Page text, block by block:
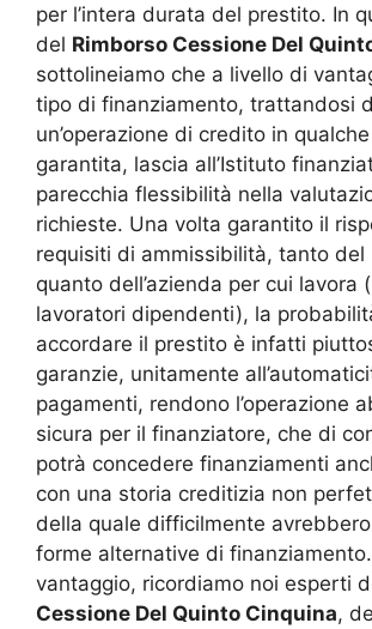
per l’intera durata del prestito. In
del Rimborso Cessione Del
sottolineiamo che a livello di
tipo di finanziamento, trattandosi
un’operazione di credito in
garantita, lascia all’Istituto
parecchia flessibilità nella
richieste. Una volta garantito il
requisiti di ammissibilità, tanto del
quanto dell’azienda per cui lavora
lavoratori dipendenti), la
accordare il prestito è infatti
garanzie, unitamente
pagamenti, rendono l’operazione
sicura per il finanziatore, che di
potrà concedere finanziamenti
con una storia creditizia non
della quale difficilmente
forme alternative di
vantaggio, ricordiamo noi esperti
Cessione Del Quinto Cinquina,